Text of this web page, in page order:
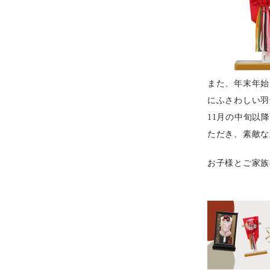
また、年末年
にふさわしい
11月の中旬以
ただき、素敵
お子様とご家